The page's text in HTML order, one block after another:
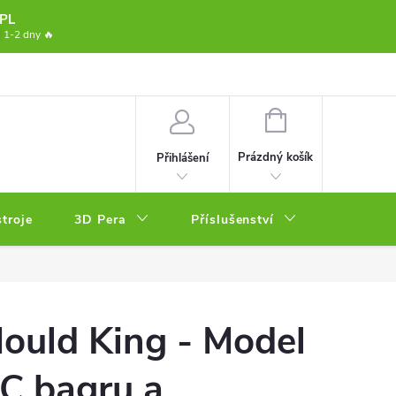
1-2 dny 🔥
Přihlášení
NÁKUPNÍ
Prázdný košík
3D Pera Příslušenství
King - Model